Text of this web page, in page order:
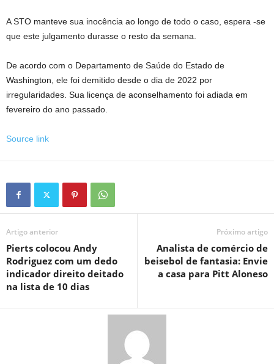
A STO manteve sua inocência ao longo de todo o caso, espera -se
que este julgamento durasse o resto da semana.
De acordo com o Departamento de Saúde do Estado de
Washington, ele foi demitido desde o dia de 2022 por
irregularidades. Sua licença de aconselhamento foi adiada em
fevereiro do ano passado.
Source link
Artigo anterior
Pierts colocou Andy
Rodriguez com um dedo
indicador direito deitado
na lista de 10 dias
Próximo artigo
Analista de comércio de
beisebol de fantasia: Envie
a casa para Pitt Aloneso